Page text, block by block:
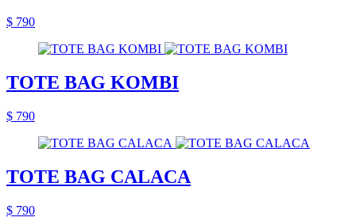
$ 790
TOTE BAG KOMBI
$ 790
TOTE BAG CALACA
$ 790